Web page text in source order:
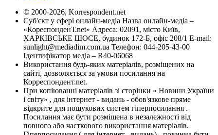
© 2000-2026, Korrespondent.net
Суб'єкт у сфері онлайн-медіа Назва онлайн-медіа –
«КореспонденТ.net» Адреса: 02091, місто Київ,
ХАРКІВСЬКЕ ШОСЕ, будинок 172-Б, офіс 208/1 E-mail:
sunlight@mediadim.com.ua Телефон: 044-205-43-00
Ідентифікатор медіа – R40-06068
Використання будь-яких матеріалів, розміщених на
сайті, дозволяється за умови посилання на
Корреспондент.net.
При копіюванні матеріалів зі сторінки « Новини України
і світу» , для інтернет - видань - обов'язкове пряме
відкрите для пошукових систем гіперпосилання .
Посилання має бути розміщена в незалежності від
повного або часткового використання матеріалів.